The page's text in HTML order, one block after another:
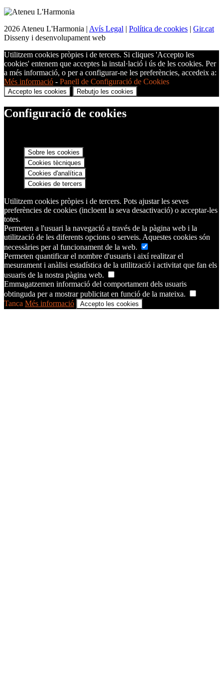
2026 Ateneu L'Harmonia | Avís Legal | Política de cookies | Gir.cat
Disseny i desenvolupament web
Utilitzem cookies pròpies i de tercers. Si cliques 'Accepto les
cookies' entenem que acceptes la instal·lació i ús de les cookies. Per
a més informació, o per a configurar-ne les preferències, accedeix a:
Més informació - Panell de Configuració de Cookies
Accepto les cookies Rebutjo les cookies
Configuració de cookies
Sobre les cookies
Cookies tècniques
Cookies d'analítica
Cookies de tercers
Utilitzem cookies pròpies i de tercers. Pots ajustar les seves
preferències de cookies (incloent la seva desactivació) o acceptar-les
totes.
Permeten a l'usuari la navegació a través de la pàgina web i la
utilització de les diferents opcions o serveis. Aquestes cookies són
necessàries per al funcionament de la web.
Permeten quantificar el nombre d'usuaris i així realitzar el
mesurament i anàlisi estadística de la utilització i activitat que fan els
usuaris de la nostra pàgina web.
Emmagatzemen informació del comportament dels usuaris
obtinguda per a mostrar publicitat en funció de la mateixa.
Tanca Més informació Accepto les cookies